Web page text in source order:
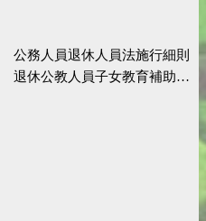
公務人員退休人員法施行細則
退休公教人員子女教育補助規定